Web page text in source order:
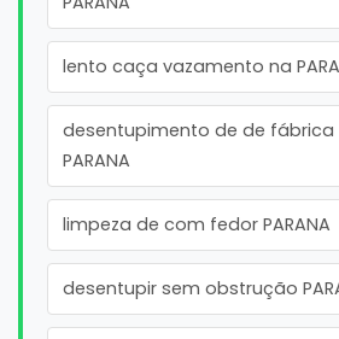
lento caça vazamento na
desentupimento de de
PARANA
limpeza de com fedor PARANA
desentupir sem obstrução